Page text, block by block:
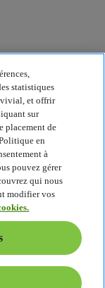
statistiques
et offrir
sur
placement de
en
à
pouvez gérer
qui nous
modifier vos